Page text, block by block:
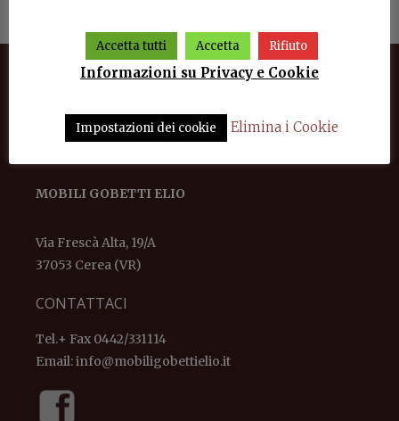
MOBILI GOBETTI ELIO
Via Frescà Alta, 19/A
37053 Cerea (VR)
CONTATTACI
Tel.+ Fax 0442/331114
Email:info@mobiligobettielio.it
Accetta tutti Accetta Rifiuto
Informazioni su Privacy e Cookie
Impostazioni dei cookie Elimina i Cookie